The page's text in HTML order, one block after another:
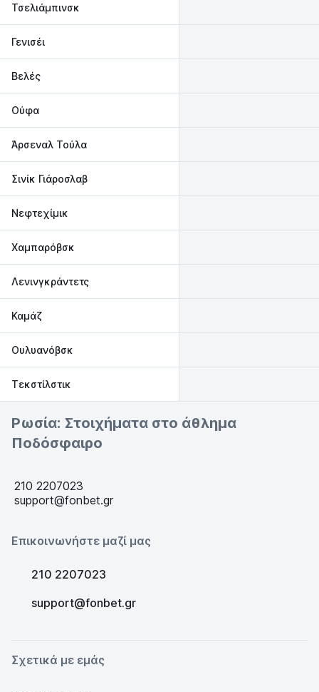
Τσελιάμπινσκ
Γενισέι
Βελές
Ούφα
Άρσεναλ Τούλα
Σινίκ Γιάροσλαβ
Νεφτεχίμικ
Χαμπαρόβσκ
Λενινγκράντετς
Καμάζ
Ουλυανόβσκ
Τεκστίλστικ
Ρωσία: Στοιχήματα στο άθλημα
Ποδόσφαιρο
210 2207023
support@fonbet.gr
Επικοινωνήστε μαζί μας
210 2207023
support@fonbet.gr
Σχετικά με εμάς